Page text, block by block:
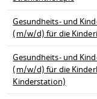
Gesundheits- und
(m/w/d) für die
Gesundheits- und
(m/w/d) für die
Kinderstation)